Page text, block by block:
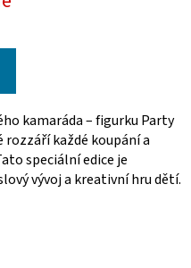
kamaráda – figurku Party
rozzáří každé koupání a
speciální edice je
vývoj a kreativní hru dětí.